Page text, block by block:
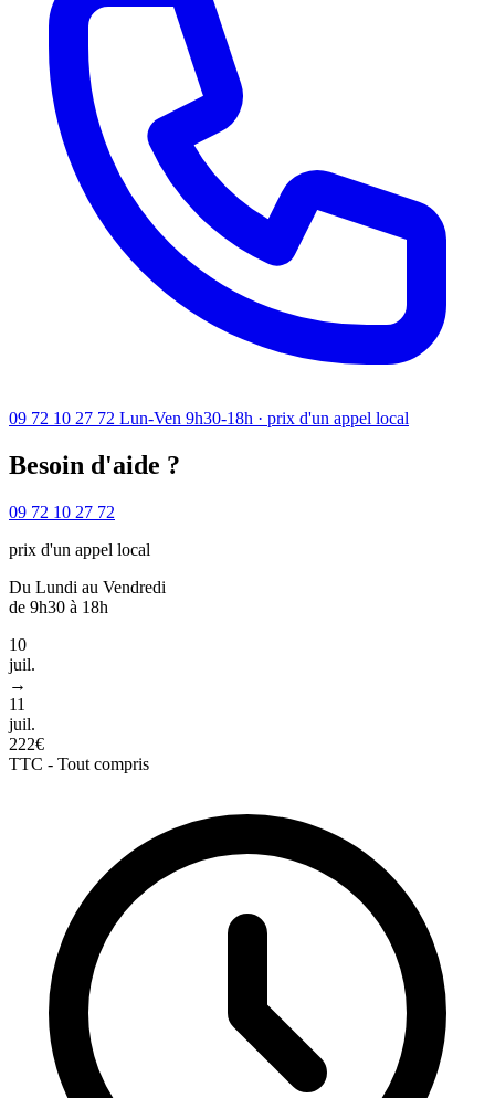
09 72 10 27 72 Lun-Ven 9h30-18h · prix d'un appel local
Besoin d'aide ?
09 72 10 27 72
prix d'un appel local
Du Lundi au Vendredi
de 9h30 à 18h
10
juil.
→
11
juil.
222€
TTC - Tout compris